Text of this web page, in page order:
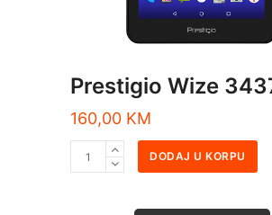
Prestigio Wize
160,00 KM
DODAJ U KORPU